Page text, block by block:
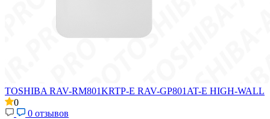
TOSHIBA RAV-RM801KRTP-E RAV-GP801AT-E HIGH-WALL
0
0 отзывов